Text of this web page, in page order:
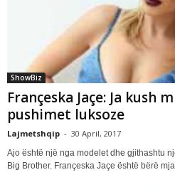
ShowBiz
Françeska Jaçe: Ja kush
pushimet luksoze
Lajmetshqip - 30 April, 2017
Ajo është një nga modelet dhe gjithashtu
Big Brother. Françeska Jaçe është bërë